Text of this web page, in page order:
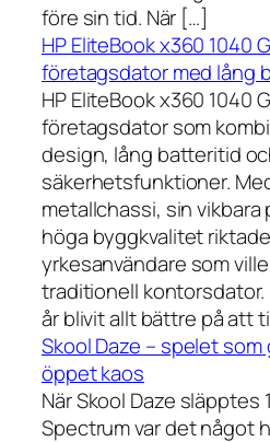
före sin tid. När […]
HP EliteBook x360 1040
företagsdator med lång
HP EliteBook x360 1040
företagsdator som
design, lång batteritid
säkerhetsfunktioner.
metallchassi, sin vikbara
höga byggkvalitet
yrkesanvändare som
traditionell kontorsdator.
år blivit allt bättre på att
Skool Daze – spelet
öppet kaos
När Skool Daze släpptes
Spectrum var det något